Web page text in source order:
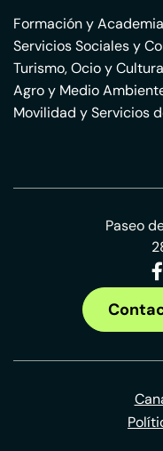
Formación y
Servicios Sociales y
Turismo, Ocio y Cultura
Agro y Medio
Movilidad y Servicios
Paseo